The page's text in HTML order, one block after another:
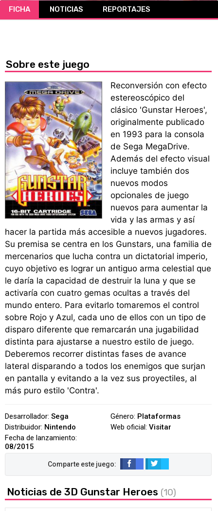
CÓMICS
FICHA NOTICIAS REPORTAJES
Sobre este juego
Reconversión con efecto
estereoscópico del
clásico 'Gunstar Heroes',
originalmente publicado
en 1993 para la consola
de Sega MegaDrive.
Además del efecto visual
incluye también dos
nuevos modos
opcionales de juego
nuevos para aumentar la
vida y las armas y así
hacer la partida más accesible a nuevos jugadores.
Su premisa se centra en los Gunstars, una familia de
mercenarios que lucha contra un dictatorial imperio,
cuyo objetivo es lograr un antiguo arma celestial que
le daría la capacidad de destruir la luna y que se
activaría con cuatro gemas ocultas a través del
mundo entero. Para evitarlo tomaremos el control
sobre Rojo y Azul, cada uno de ellos con un tipo de
disparo diferente que remarcarán una jugabilidad
distinta para ajustarse a nuestro estilo de juego.
Deberemos recorrer distintas fases de avance
lateral disparando a todos los enemigos que surjan
en pantalla y evitando a la vez sus proyectiles, al
más puro estilo 'Contra'.
Desarrollador: Sega
Distribuidor: Nintendo
Fecha de lanzamiento:
08/2015
Género: Plataformas
Web oficial: Visitar
Noticias de 3D Gunstar Heroes (10)